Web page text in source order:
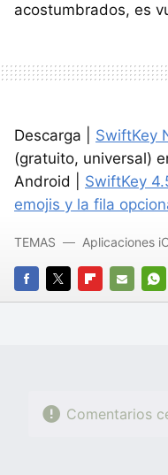
acostumbrados, es
Descarga | SwiftKey
(gratuito, universal)
Android | SwiftKey
emojis y la fila
FACEBOOK
TWITTERFLIPBOARD
E-
TEMAS Aplicaciones
Comentarios